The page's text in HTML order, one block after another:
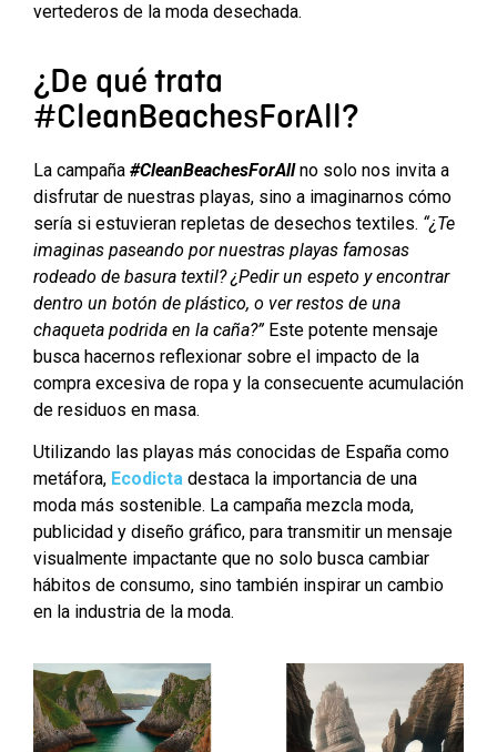
vertederos de la moda desechada.
¿De qué trata
#CleanBeachesForAll?
La campaña #CleanBeachesForAllno solo nos invita a
disfrutar de nuestras playas, sino a imaginarnos cómo
sería si estuvieran repletas de desechos textiles. “¿Te
imaginas paseando por nuestras playas famosas
rodeado de basura textil? ¿Pedir un espeto y encontrar
dentro un botón de plástico, o ver restos de una
chaqueta podrida en la caña?”Este potente mensaje
busca hacernos reflexionar sobre el impacto de la
compra excesiva de ropa y la consecuente acumulación
de residuos en masa.
Utilizando las playas más conocidas de España como
metáfora, Ecodicta destaca la importancia de una
moda más sostenible. La campaña mezcla moda,
publicidad y diseño gráfico, para transmitir un mensaje
visualmente impactante que no solo busca cambiar
hábitos de consumo, sino también inspirar un cambio
en la industria de la moda.